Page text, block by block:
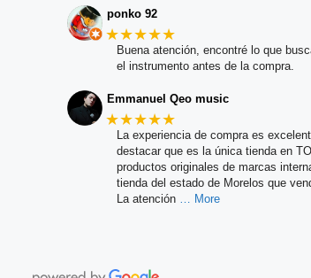
ponko 92
★★★★★
Buena atención, encontré lo que
el instrumento antes de la compra.
Emmanuel Qeo music
★★★★★
La experiencia de compra es
destacar que es la única tienda en
productos originales de marcas
tienda del estado de Morelos que
La atención … More